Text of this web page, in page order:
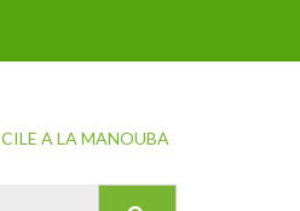
A LA MANOUBA
Rechercher :